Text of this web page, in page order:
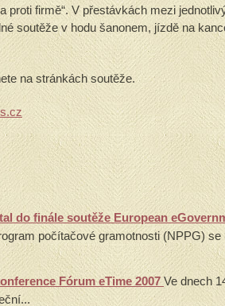
proti firmě“. V přestávkách mezi
soutěže v hodu šanonem, jízdě na
na stránkách soutěže.
do finále soutěže European
počítačové gramotnosti (NPPG) se
Fórum eTime 2007 Ve dnech